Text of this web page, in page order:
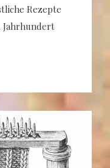
Rezepte
Jahrhundert